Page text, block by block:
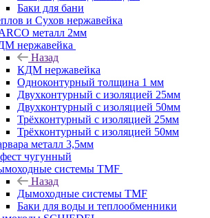
Баки для бани
и Сухов нержавейка
металл 2мм
нержавейка
Назад
КДМ нержавейка
Одноконтурный толщина 1 мм
Двухконтурный с изоляцией 25мм
Двухконтурный с изоляцией 50мм
Трёхконтурный с изоляцией 25мм
Трёхконтурный с изоляцией 50мм
металл 3,5мм
чугунный
системы TMF
Назад
Дымоходные системы TMF
Баки для воды и теплообменники